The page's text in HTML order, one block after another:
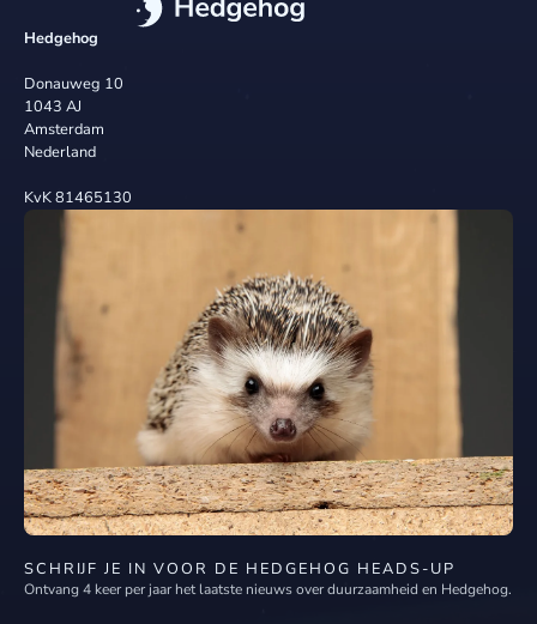
Hedgehog
Donauweg 10
1043 AJ
Amsterdam
Nederland
KvK 81465130
SCHRIJF JE IN VOOR DE HEDGEHOG HEADS-UP
Ontvang 4 keer per jaar het laatste nieuws over duurzaamheid en Hedgehog.